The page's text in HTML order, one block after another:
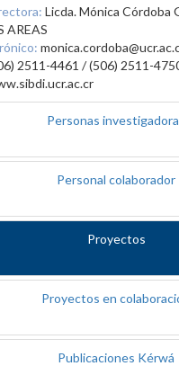
Licda. Mónica Córdoba
AREAS
2511-4461 / (506) 2511-
Personas
Personal colaborador
Proyectos
Proyectos en
Publicaciones Kérwá